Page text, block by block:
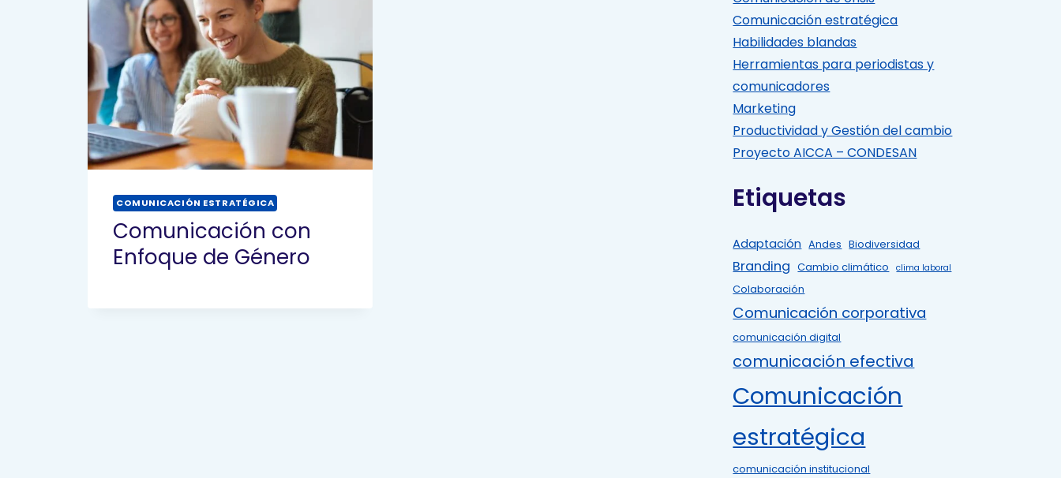
COMUNICACIÓN ESTRATÉGICA
Comunicación con
Enfoque de Género
Comunicación estratégica
Habilidades blandas
Herramientas para periodistas y
comunicadores
Marketing
Productividad y Gestión del cambio
Proyecto AICCA – CONDESAN
Etiquetas
Adaptación Andes Biodiversidad
Branding Cambio climático clima laboral
Colaboración
Comunicación corporativa
comunicación digital
comunicación efectiva
Comunicación
estratégica
comunicación institucional